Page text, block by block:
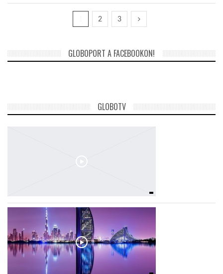
2 3
GLOBOPORT A FACEBOOKON!
GLOBOTV